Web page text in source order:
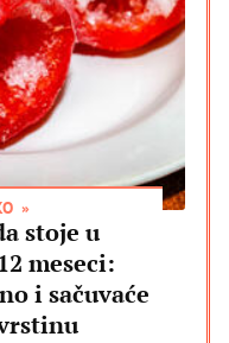
stoje u
meseci:
i sačuvaće